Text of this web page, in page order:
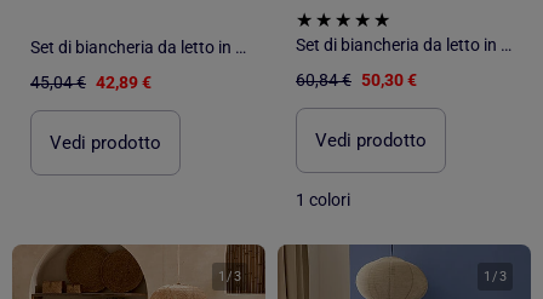
Set di biancheria da letto in cotone tinta unita e bicolore
45,04 € 42,89 €
Vedi prodotto
Set di biancheria da letto in cotone lavato a foglie intrecciate
60,84 € 50,30 €
Vedi prodotto
1 colori
1 /3 1 /3